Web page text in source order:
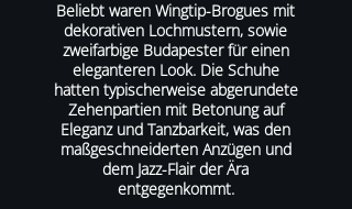
Beliebt waren Wingtip-Brogues mit
dekorativen Lochmustern, sowie
zweifarbige Budapester für einen
eleganteren Look. Die Schuhe
hatten typischerweise abgerundete
Zehenpartien mit Betonung auf
Eleganz und Tanzbarkeit, was den
maßgeschneiderten Anzügen und
dem Jazz-Flair der Ära
entgegenkommt.